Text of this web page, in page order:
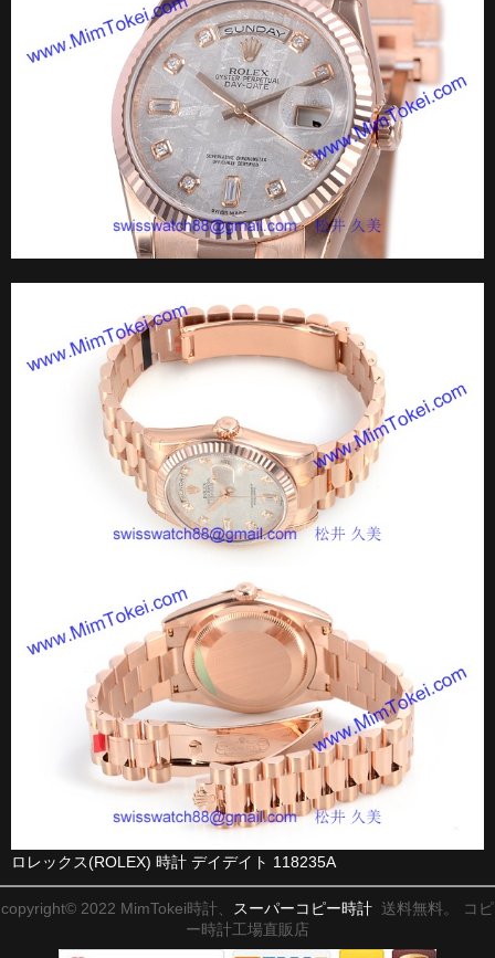
ロレックス(ROLEX) 時計 デイデイト 118235A
copyright© 2022 MimTokei時計、 スーパーコピー時計 送料無料。 コピ
ー時計工場直販店